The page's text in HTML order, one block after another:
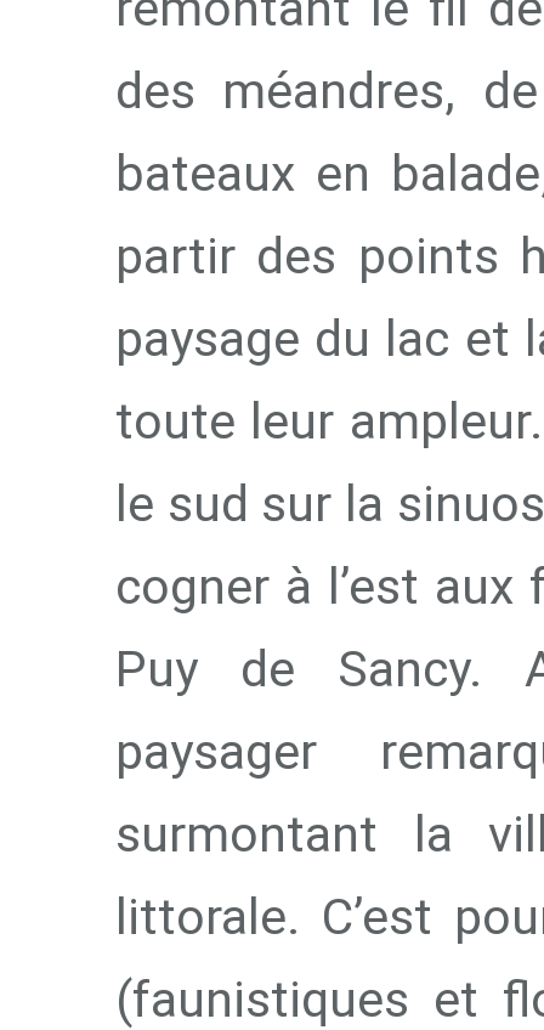
des méandres,
bateaux en
partir des points
paysage du lac et
toute leur
le sud sur la
cogner à l’est
Puy de Sancy.
paysager
surmontant la
littorale. C’est
(faunistiques et